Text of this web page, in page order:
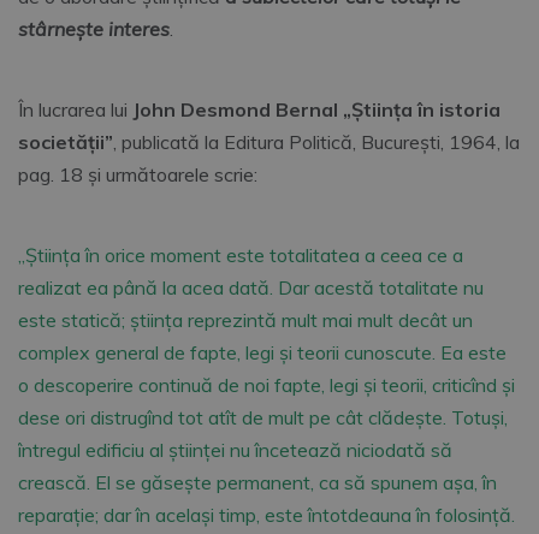
stârnește interes.
În lucrarea lui John Desmond Bernal „Ştiinţa în istoria
societăţii”, publicată la Editura Politică, Bucureşti, 1964, la
pag. 18 şi următoarele scrie:
„Știinţa în orice moment este totalitatea a ceea ce a
realizat ea până la acea dată. Dar acestă totalitate nu
este statică; ştiinţa reprezintă mult mai mult decât un
complex general de fapte, legi şi teorii cunoscute. Ea este
o descoperire continuă de noi fapte, legi şi teorii, criticînd şi
dese ori distrugînd tot atît de mult pe cât clădeşte. Totuşi,
întregul edificiu al ştiinţei nu încetează niciodată să
crească. El se găseşte permanent, ca să spunem aşa, în
reparaţie; dar în acelaşi timp, este întotdeauna în folosinţă.